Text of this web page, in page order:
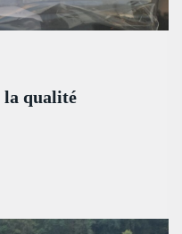
la qualité